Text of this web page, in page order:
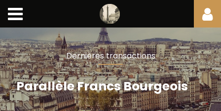
Dernières transactions
Parallèle Francs Bourgeois